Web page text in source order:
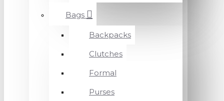
Bags
Backpacks
Clutches
Formal
Purses